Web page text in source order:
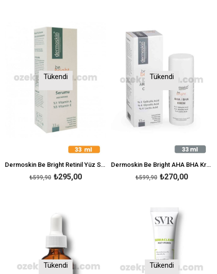
Tükendi
Dermoskin Be Bright Retinil Yüz Serumu 33 ml
₺295,00
₺599,90
Tükendi
Dermoskin Be Bright AHA BHA Krem 33 ml
₺270,00
₺599,90
Tükendi Tükendi